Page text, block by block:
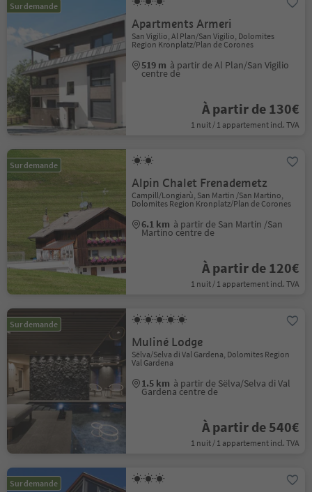
Sur demande
Apartments Armeri
San Vigilio, Al Plan/San Vigilio, Dolomites
Region Kronplatz/Plan de Corones
519 m à partir de Al Plan/San Vigilio
centre de
À partir de 130€
1 nuit / 1 appartement incl. TVA
Sur demande
Alpin Chalet Frenademetz
Campill/Longiarù, San Martin /San Martino,
Dolomites Region Kronplatz/Plan de Corones
6.1 km à partir de San Martin /San
Martino centre de
À partir de 120€
1 nuit / 1 appartement incl. TVA
Sur demande
Muliné Lodge
Sëlva/Selva di Val Gardena, Dolomites Region
Val Gardena
1.5 km à partir de Sëlva/Selva di Val
Gardena centre de
À partir de 540€
1 nuit / 1 appartement incl. TVA
Sur demande